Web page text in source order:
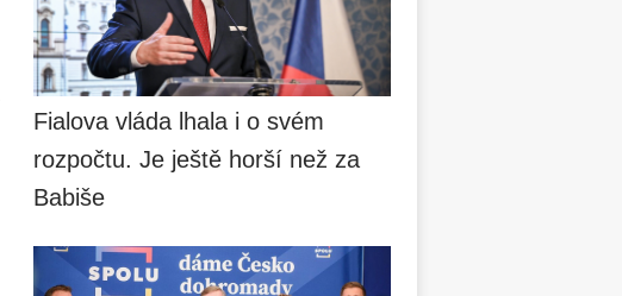
Fialova vláda lhala i o svém
rozpočtu. Je ještě horší než za
Babiše